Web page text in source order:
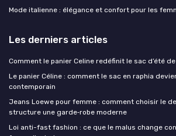
Mode italienne : élégance et confort pour les
Les derniers articles
Comment le panier Celine redéfinit le sac d’été
Le panier Céline : comment le sac en raphia
contemporain
Jeans Loewe pour femme : comment choisir le
structure une garde‑robe moderne
Loi anti-fast fashion : ce que le malus change